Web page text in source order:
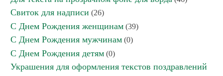
Свиток для надписи (26)
С Днем Рождения женщинам (39)
С Днем Рождения мужчинам (0)
С Днем Рождения детям (0)
Украшения для оформления текстов поздравлений